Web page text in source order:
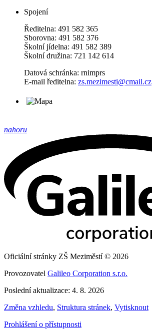
Spojení
Ředitelna: 491 582 365
Sborovna: 491 582 376
Školní jídelna: 491 582 389
Školní družina: 721 142 614
Datová schránka: rnimprs
E-mail ředitelna: zs.mezimesti@cmail.cz
nahoru
Oficiální stránky ZŠ Meziměstí © 2026
Provozovatel Galileo Corporation s.r.o.
Poslední aktualizace: 4. 8. 2026
Změna vzhledu, Struktura stránek, Vytisknout
Prohlášení o přístupnosti